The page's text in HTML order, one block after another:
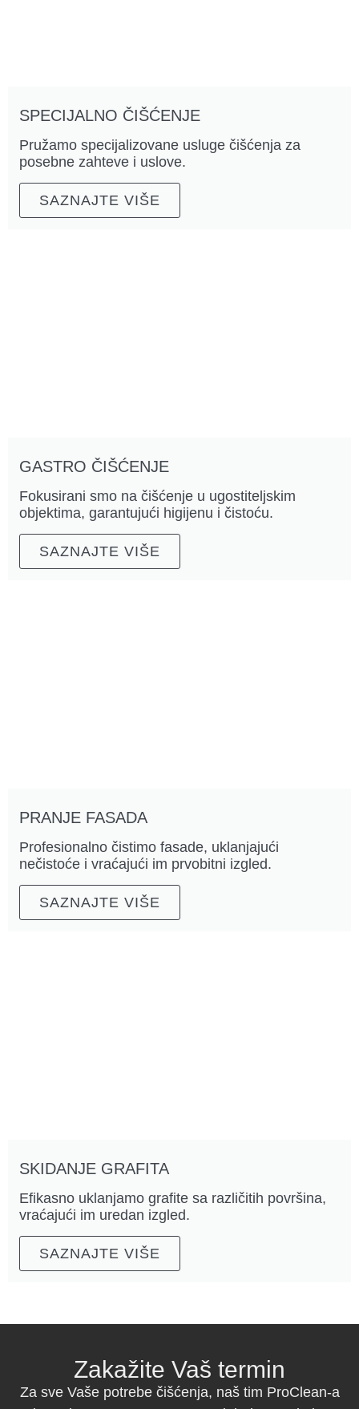
SPECIJALNO ČIŠĆENJE
Pružamo specijalizovane usluge čišćenja za
posebne zahteve i uslove.
SAZNAJTE VIŠE
GASTRO ČIŠĆENJE
Fokusirani smo na čišćenje u ugostiteljskim
objektima, garantujući higijenu i čistoću.
SAZNAJTE VIŠE
PRANJE FASADA
Profesionalno čistimo fasade, uklanjajući
nečistoće i vraćajući im prvobitni izgled.
SAZNAJTE VIŠE
SKIDANJE GRAFITA
Efikasno uklanjamo grafite sa različitih površina,
vraćajući im uredan izgled.
SAZNAJTE VIŠE
Zakažite Vaš termin
Za sve Vaše potrebe čišćenja, naš tim ProClean-a